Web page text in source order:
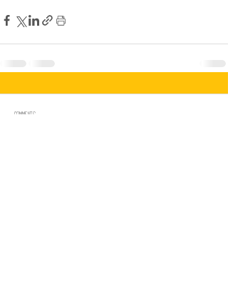
Comments